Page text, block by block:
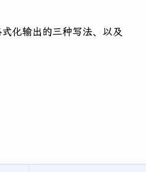
化输出的三种写法、以及